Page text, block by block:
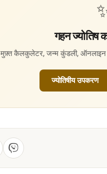
गहन ज्योतिष
मुफ़्त कैलकुलेटर, जन्म कुंडली, ऑनलाइन
ज्योतिषीय उपकरण